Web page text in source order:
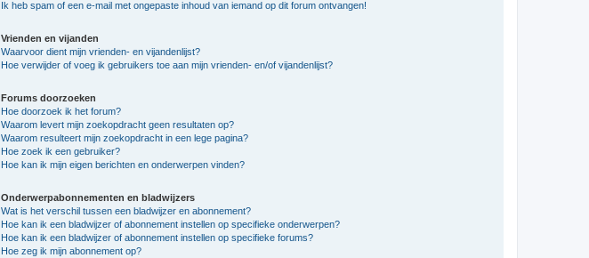
Ik heb spam of een e-mail met ongepaste inhoud van iemand op dit forum ontvangen!
Vrienden en vijanden
Waarvoor dient mijn vrienden- en vijandenlijst?
Hoe verwijder of voeg ik gebruikers toe aan mijn vrienden- en/of vijandenlijst?
Forums doorzoeken
Hoe doorzoek ik het forum?
Waarom levert mijn zoekopdracht geen resultaten op?
Waarom resulteert mijn zoekopdracht in een lege pagina?
Hoe zoek ik een gebruiker?
Hoe kan ik mijn eigen berichten en onderwerpen vinden?
Onderwerpabonnementen en bladwijzers
Wat is het verschil tussen een bladwijzer en abonnement?
Hoe kan ik een bladwijzer of abonnement instellen op specifieke onderwerpen?
Hoe kan ik een bladwijzer of abonnement instellen op specifieke forums?
Hoe zeg ik mijn abonnement op?